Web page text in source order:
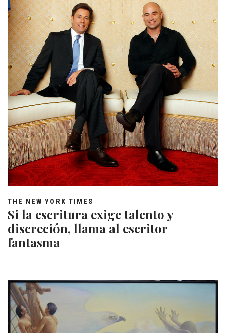
THE NEW YORK TIMES
Si la escritura exige talento y
discreción, llama al escritor
fantasma